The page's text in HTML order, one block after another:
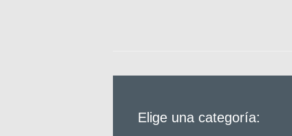
Elige una categoría: